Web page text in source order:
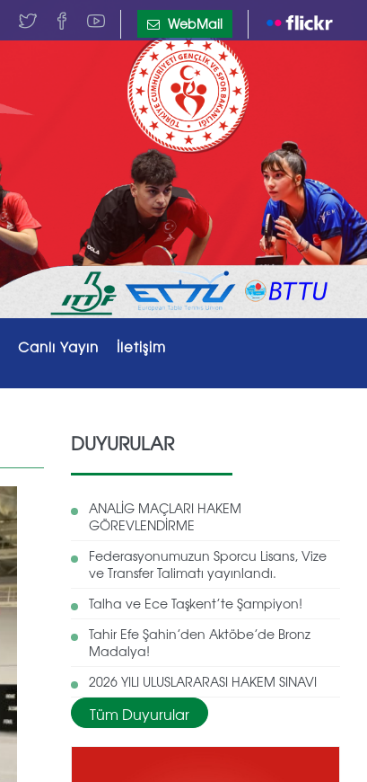
WebMail
Canlı Yayın İletişim
DUYURULAR
ANALİG MAÇLARI HAKEM
GÖREVLENDİRME
Federasyonumuzun Sporcu Lisans, Vize
ve Transfer Talimatı yayınlandı.
Talha ve Ece Taşkent’te Şampiyon!
Tahir Efe Şahin’den Aktöbe’de Bronz
Madalya!
2026 YILI ULUSLARARASI HAKEM SINAVI
Tüm Duyurular